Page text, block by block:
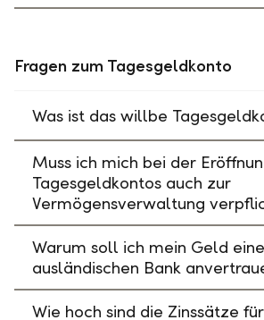
Fragen zum Tagesgeldkonto
Was ist das willbe
Muss ich mich bei der
Tagesgeldkontos auch zur
Vermögensverwaltung
Warum soll ich mein Geld
ausländischen Bank
Wie hoch sind die Zinssätze